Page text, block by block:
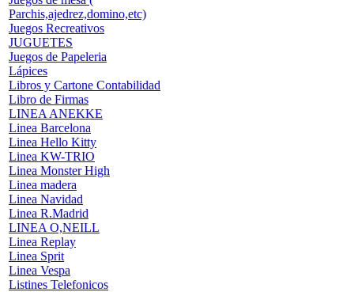
Parchis,ajedrez,domino,etc)
Juegos Recreativos
JUGUETES
Juegos de Papeleria
Lápices
Libros y Cartone Contabilidad
Libro de Firmas
LINEA ANEKKE
Linea Barcelona
Linea Hello Kitty
Linea KW-TRIO
Linea Monster High
Linea madera
Linea Navidad
Linea R.Madrid
LINEA O,NEILL
Linea Replay
Linea Sprit
Linea Vespa
Listines Telefonicos